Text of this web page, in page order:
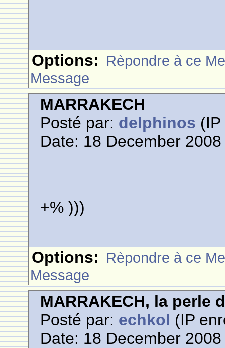
Options: Rèpondre à ce
Message
MARRAKECH
Posté par: delphinos
Date: 18 December
+% )))
Options: Rèpondre à ce
Message
MARRAKECH, la perle
Posté par: echkol (IP
Date: 18 December